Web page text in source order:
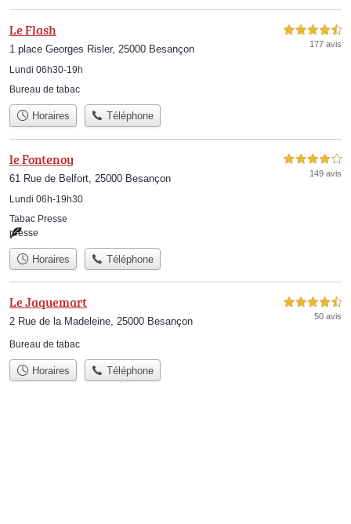
Le Flash
1 place Georges Risler, 25000 Besançon
Lundi 06h30-19h
4,5 étoiles sur 5
177 avis
Bureau de tabac
Horaires Téléphone
le Fontenoy
61 Rue de Belfort, 25000 Besançon
Lundi 06h-19h30
4,0 étoiles sur 5
149 avis
Tabac Presse
presse
Horaires Téléphone
Le Jaquemart
2 Rue de la Madeleine, 25000 Besançon
4,5 étoiles sur 5
50 avis
Bureau de tabac
Horaires Téléphone